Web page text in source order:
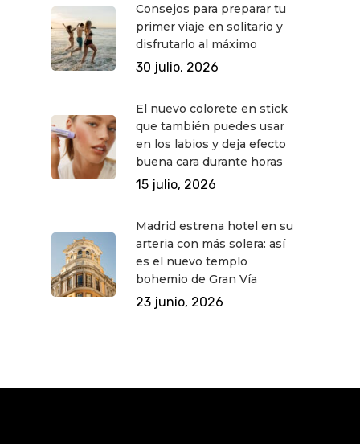
Consejos para preparar tu
primer viaje en solitario y
disfrutarlo al máximo
30 julio, 2026
El nuevo colorete en stick
que también puedes usar
en los labios y deja efecto
buena cara durante horas
15 julio, 2026
Madrid estrena hotel en su
arteria con más solera: así
es el nuevo templo
bohemio de Gran Vía
23 junio, 2026